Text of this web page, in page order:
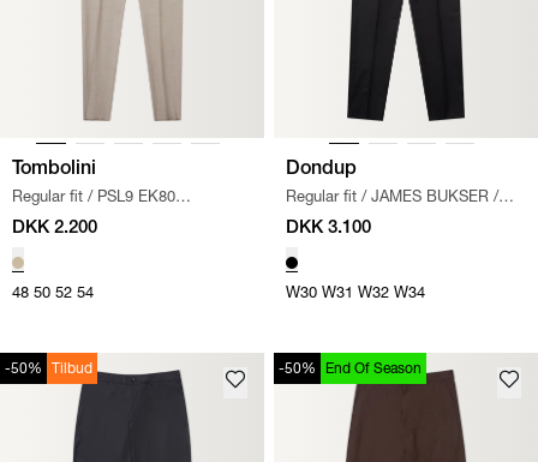
Tombolini
Regular fit / PSL9 EK80
HABITBUKSER
DKK 2.200
48 50 52 54
Dondup
Regular fit / JAMES BUKSER /
SORT
DKK 3.100
W30 W31 W32 W34
-50% Tilbud -50% End Of Season